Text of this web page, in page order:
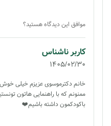
موافق این دیدگاه هستید؟
کاربر ناشناس
1405/02/30
خانم دکترموسوی عزیزم خیلی خوش
ممنونم که با راهنمایی هاتون
باکودکمون داشته باشیم❤️